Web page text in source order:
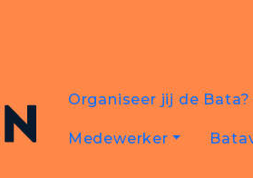
Organiseer jij de Bata?
Medewerker